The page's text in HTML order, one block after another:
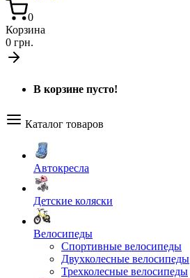
0
Корзина
0 грн.
В корзине пусто!
Каталог товаров
Автокресла
Детские коляски
Велосипеды
Спортивные велосипеды
Двухколесные велосипеды
Трехколесные велосипеды